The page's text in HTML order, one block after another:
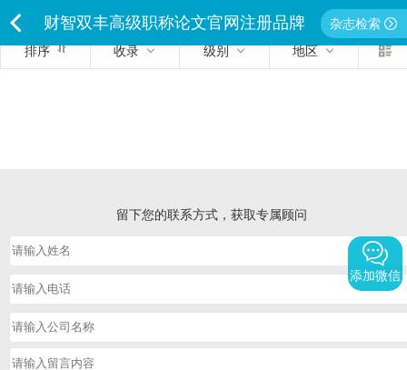
财智双丰高级职称论文官网注册品牌
独家经营严禁侵权违者必究
杂志检索
排序
收录 级别 地区
添加微信
留下您的联系方式，获取专属顾问